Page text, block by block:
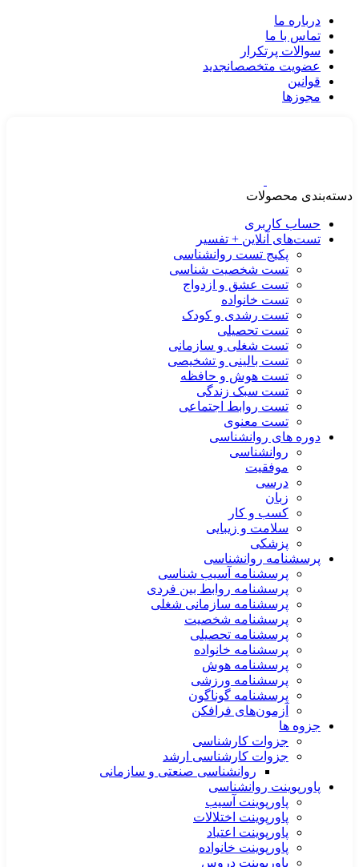
درباره ما
تماس با ما
سوالات پرتکرار
عضویت متخصصانجدید
قوانین
مجوزها
دسته‌بندی محصولات
حساب کاربری
تست‌های آنلاین + تفسیر
پکیج تست روانشناسی
تست شخصیت شناسی
تست عشق و ازدواج
تست خانواده
تست رشدی و کودک
تست تحصیلی
تست شغلی و سازمانی
تست بالینی و تشخیصی
تست هوش و حافظه
تست سبک زندگی
تست روابط اجتماعی
تست معنوی
دوره های روانشناسی
روانشناسی
موفقیت
درسی
زبان
کسب و کار
سلامت و زیبایی
پزشکی
پرسشنامه روانشناسی
پرسشنامه آسیب شناسی
پرسشنامه روابط بین فردی
پرسشنامه سازمانی شغلی
پرسشنامه شخصیت
پرسشنامه تحصیلی
پرسشنامه خانواده
پرسشنامه هوش
پرسشنامه ورزشی
پرسشنامه گوناگون
آزمون‌های فرافکن
جزوه ها
جزوات کارشناسی
جزوات کارشناسی ارشد
روانشناسی صنعتی و سازمانی
پاورپوینت روانشناسی
پاورپوینت آسیب
پاورپوینت اختلالات
پاورپوینت اعتیاد
پاورپوینت خانواده
پاورپوینت دروس